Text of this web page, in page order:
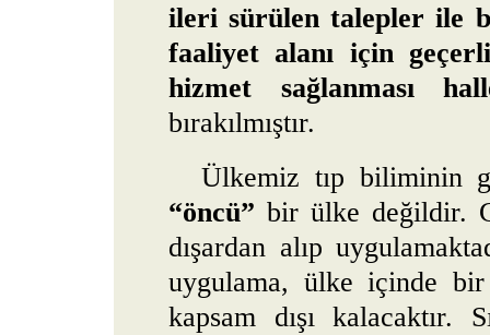
ileri sürülen talepler ile
faaliyet alanı için
hizmet sağlanması
bırakılmıştır.
Ülkemiz tıp biliminin
“öncü” bir ülke değildir.
dışardan alıp
uygulama, ülke içinde
kapsam dışı kalacaktır.